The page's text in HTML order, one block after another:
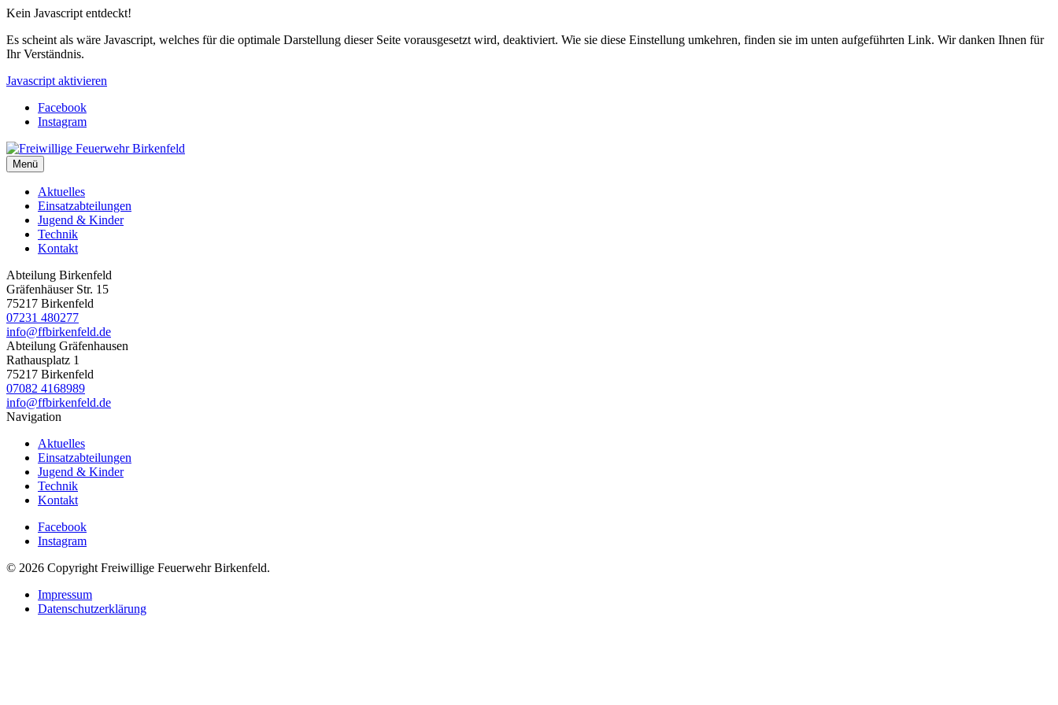
Kein Javascript entdeckt!
Es scheint als wäre Javascript, welches für die optimale Darstellung dieser Seite vorausgesetzt wird, deaktiviert. Wie sie diese Einstellung umkehren, finden sie im unten aufgeführten Link. Wir danken Ihnen für
Ihr Verständnis.
Javascript aktivieren
Facebook
Instagram
Menü
Aktuelles
Einsatzabteilungen
Jugend & Kinder
Technik
Kontakt
Abteilung Birkenfeld
Gräfenhäuser Str. 15
75217 Birkenfeld
07231 480277
info@ffbirkenfeld.de
Abteilung Gräfenhausen
Rathausplatz 1
75217 Birkenfeld
07082 4168989
info@ffbirkenfeld.de
Navigation
Aktuelles
Einsatzabteilungen
Jugend & Kinder
Technik
Kontakt
Facebook
Instagram
© 2026 Copyright Freiwillige Feuerwehr Birkenfeld.
Impressum
Datenschutzerklärung